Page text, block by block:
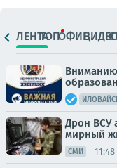
ЛЕНТАТОПОФИЦ.
Дрон ВСУ
мирный
СМИ 11:48